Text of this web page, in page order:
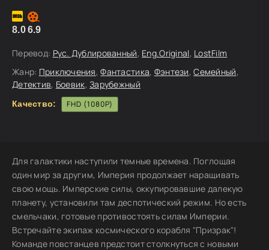
8.06.9
Перевод: Рус. Дублированный, Eng.Original, LostFilm
Жанр: Приключения,Фантастика, Фэнтези,Семейный,
Детектив, Боевик,Зарубежный
Качество: FHD (1080P)
Для галактики наступили темные времена. Поглощая
один мир за другим, Империя продолжает наращивать
свою мощь. Имперские силы, оккупировавшие далекую
планету, установили там деспотический режим. Но есть
смельчаки, готовые противостоять силам Империи.
Встречайте экипаж космического корабля "Призрак"!
Команде повстанцев предстоит столкнуться с новыми